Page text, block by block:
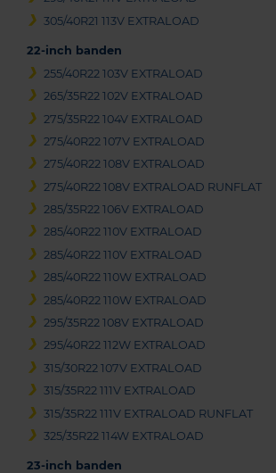
305/40R21 113V EXTRALOAD
22-inch banden
255/40R22 103V EXTRALOAD
265/35R22 102V EXTRALOAD
275/35R22 104V EXTRALOAD
275/40R22 107V EXTRALOAD
275/40R22 108V EXTRALOAD
275/40R22 108V EXTRALOAD RUNFLAT
285/35R22 106V EXTRALOAD
285/40R22 110V EXTRALOAD
285/40R22 110V EXTRALOAD
285/40R22 110W EXTRALOAD
285/40R22 110W EXTRALOAD
295/35R22 108V EXTRALOAD
295/40R22 112W EXTRALOAD
315/30R22 107V EXTRALOAD
315/35R22 111V EXTRALOAD
315/35R22 111V EXTRALOAD RUNFLAT
325/35R22 114W EXTRALOAD
23-inch banden